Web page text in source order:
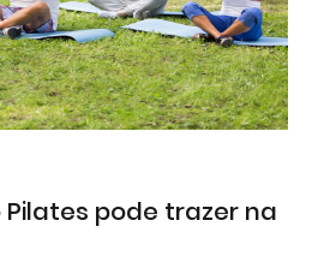
pode trazer na